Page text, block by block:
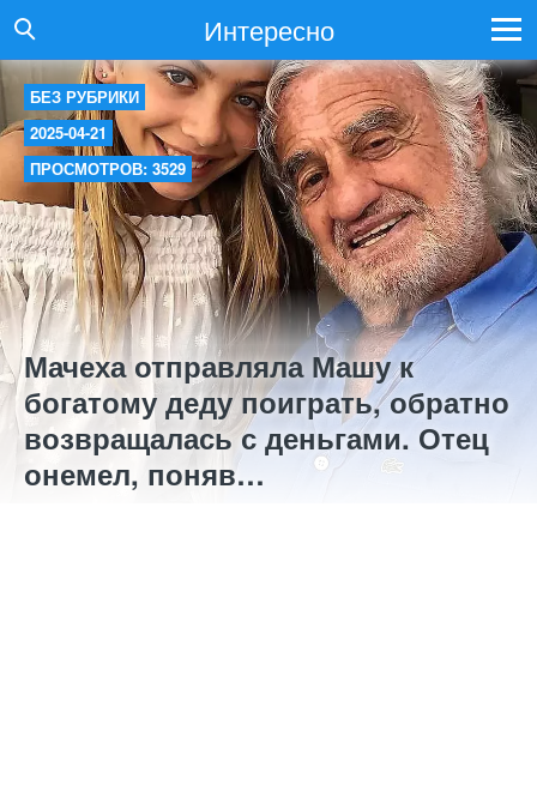
Интересно
БЕЗ РУБРИКИ
2025-04-21
ПРОСМОТРОВ: 3529
Мачеха отправляла Машу к
богатому деду поиграть, обратно
возвращалась с деньгами. Отец
онемел, поняв…